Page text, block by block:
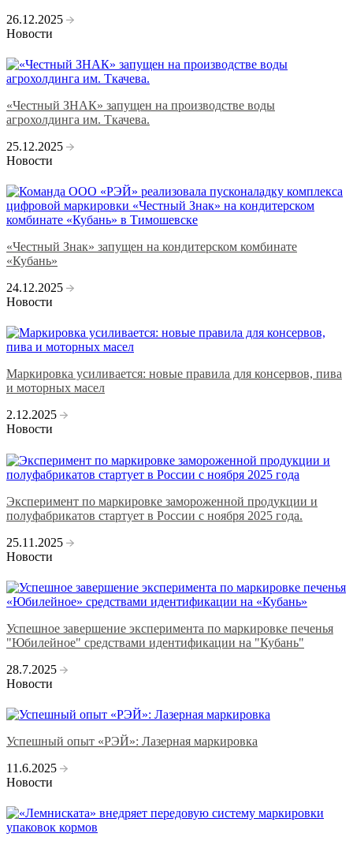
26.12.2025
Новости
«Честный ЗНАК» запущен на производстве воды
агрохолдинга им. Ткачева.
25.12.2025
Новости
«Честный Знак» запущен на кондитерском комбинате
«Кубань»
24.12.2025
Новости
Маркировка усиливается: новые правила для консервов, пива
и моторных масел
2.12.2025
Новости
Эксперимент по маркировке замороженной продукции и
полуфабрикатов стартует в России с ноября 2025 года.
25.11.2025
Новости
Успешное завершение эксперимента по маркировке печенья
"Юбилейное" средствами идентификации на "Кубань"
28.7.2025
Новости
Успешный опыт «РЭЙ»: Лазерная маркировка
11.6.2025
Новости